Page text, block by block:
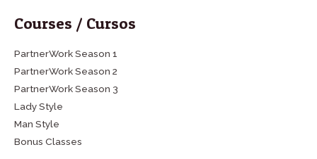
Courses / Cursos
PartnerWork Season 1
PartnerWork Season 2
PartnerWork Season 3
Lady Style
Man Style
Bonus Classes